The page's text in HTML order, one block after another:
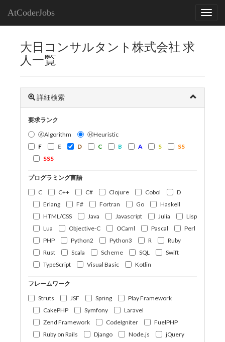
AtCoderJobs
大日コンサルタント株式会社 求
人一覧
詳細検索
要求ランク
ⒶAlgorithm
ⒽHeuristic
F
E D C B A S
SS
SSS
プログラミング言語
C
C++ C# Clojure Cobol
D
Erlang
F# Fortran Go
Haskell
HTML/CSS
Java Javascript Julia
Lisp
Lua
Objective-C OCaml Pascal
Perl
PHP
Python2 Python3 R
Ruby
Rust
Scala Scheme SQL
Swift
TypeScript
Visual Basic Kotlin
フレームワーク
Struts
JSF Spring
Play Framework
CakePHP
Symfony
Laravel
Zend Framework
CodeIgniter
FuelPHP
Ruby on Rails
Django Node.js
jQuery